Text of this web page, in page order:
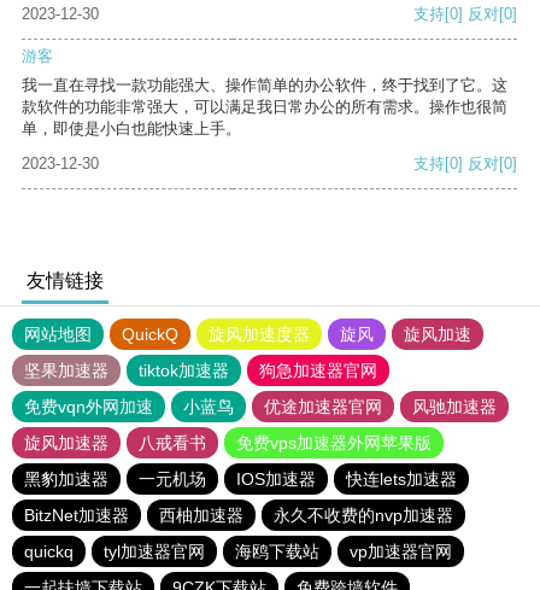
2023-12-30
支持[0] 反对[0]
游客
我一直在寻找一款功能强大、操作简单的办公软件，终于找到了它。这
款软件的功能非常强大，可以满足我日常办公的所有需求。操作也很简
单，即使是小白也能快速上手。
2023-12-30
支持[0] 反对[0]
友情链接
网站地图 QuickQ 旋风加速度器 旋风
旋风加速
坚果加速器
tiktok加速器
狗急加速器官网
免费vqn外网加速
小蓝鸟 优途加速器官网
风驰加速器
旋风加速器
八戒看书
免费vps加速器外网苹果版
黑豹加速器
一元机场 IOS加速器
快连lets加速器
BitzNet加速器
西柚加速器
永久不收费的nvp加速器
quickq
tyl加速器官网 海鸥下载站
vp加速器官网